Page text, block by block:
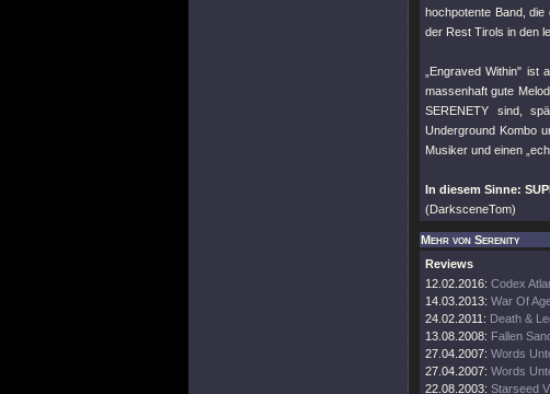
hochpotente Band,
der Rest Tirols in den
„Engraved Within"
massenhaft gute
SERENETY sind,
Underground Kombo
Musiker und einen
In diesem Sinne:
(DarksceneTom)
Mehr von Serenity
Reviews
12.02.2016: Codex
14.03.2013: War Of
24.02.2011: Death &
13.08.2008: Fallen
27.04.2007: Words
27.04.2007: Words
22.08.2003: Starseed